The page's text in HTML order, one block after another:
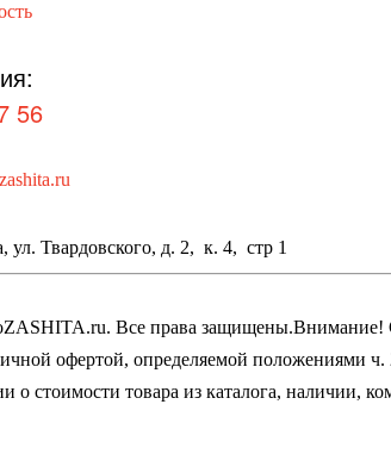
56
ул. Твардовского, д. 2, к. 4, стр 1
Все права защищены.Внимание!
офертой, определяемой положениями
о стоимости товара из каталога, наличии,